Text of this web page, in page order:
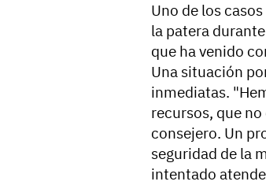
Uno de los
la patera
que ha venido
Una situación
inmediatas.
recursos, que
consejero. Un
seguridad de la
intentado